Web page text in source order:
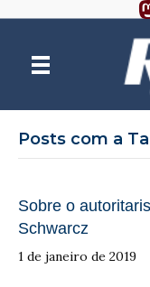
Posts com a
Sobre o
Schwarcz
1 de janeiro de 2019